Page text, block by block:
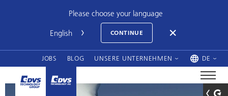
Please choose your language
CONTINUE
JOBS BLOG UNSERE UNTERNEHMEN DE